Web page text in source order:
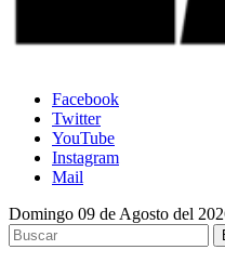
Facebook
Twitter
YouTube
Instagram
Mail
Domingo 09 de Agosto del